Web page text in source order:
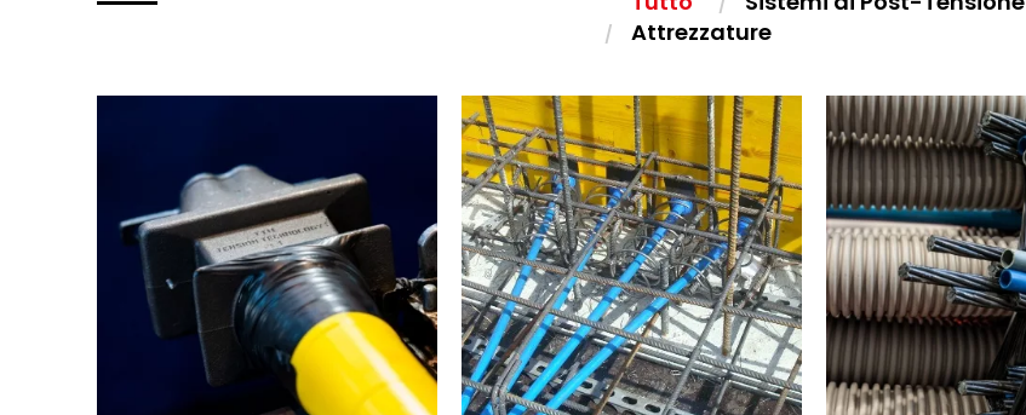
Attrezzature
MONO TREFOLO TIRANTI GEOTECNICI